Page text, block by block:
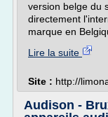
version belge du
directement
marque en
Lire la suite
Site : http://
Audison -